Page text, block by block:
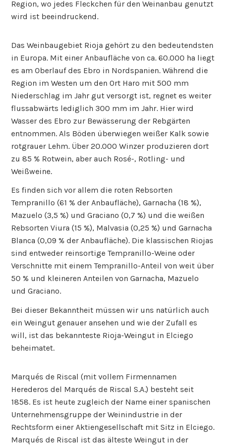
Region, wo jedes Fleckchen für den Weinanbau genutzt
wird ist beeindruckend.
Das Weinbaugebiet Rioja gehört zu den bedeutendsten
in Europa. Mit einer Anbaufläche von ca. 60.000 ha liegt
es am Oberlauf des Ebro in Nordspanien. Während die
Region im Westen um den Ort Haro mit 500 mm
Niederschlag im Jahr gut versorgt ist, regnet es weiter
flussabwärts lediglich 300 mm im Jahr. Hier wird
Wasser des Ebro zur Bewässerung der Rebgärten
entnommen. Als Böden überwiegen weißer Kalk sowie
rotgrauer Lehm. Über 20.000 Winzer produzieren dort
zu 85 % Rotwein, aber auch Rosé-, Rotling- und
Weißweine.
Es finden sich vor allem die roten Rebsorten
Tempranillo (61 % der Anbaufläche), Garnacha (18 %),
Mazuelo (3,5 %) und Graciano (0,7 %) und die weißen
Rebsorten Viura (15 %), Malvasia (0,25 %) und Garnacha
Blanca (0,09 % der Anbaufläche). Die klassischen Riojas
sind entweder reinsortige Tempranillo-Weine oder
Verschnitte mit einem Tempranillo-Anteil von weit über
50 % und kleineren Anteilen von Garnacha, Mazuelo
und Graciano.
Bei dieser Bekanntheit müssen wir uns natürlich auch
ein Weingut genauer ansehen und wie der Zufall es
will, ist das bekannteste Rioja-Weingut in Elciego
beheimatet.
Marqués de Riscal (mit vollem Firmennamen
Herederos del Marqués de Riscal S.A.) besteht seit
1858. Es ist heute zugleich der Name einer spanischen
Unternehmensgruppe der Weinindustrie in der
Rechtsform einer Aktiengesellschaft mit Sitz in Elciego.
Marqués de Riscal ist das älteste Weingut in der